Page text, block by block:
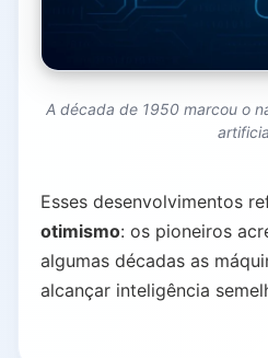
A década de 1950 marcou o
Esses desenvolvimentos
otimismo: os pioneiros
algumas décadas as
alcançar inteligência